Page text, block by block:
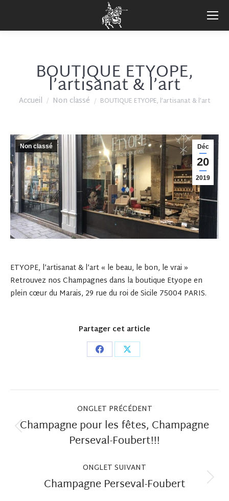
BOUTIQUE ETYOPE,
l’artisanat & l’art
Vous êtes ici :
Accueil Non classé BOUTIQUE ETYOPE, l’artisanat & l’art
Déc
20
2019
Non classé
ETYOPE, l’artisanat & l’art « le beau, le bon, le vrai »
Retrouvez nos Champagnes dans la boutique Etyope en
plein cœur du Marais, 29 rue du roi de Sicile 75004 PARIS.
Partager cet article
Share
Facebook
Share
X
Navigation de commentaire
ONGLET PRÉCÉDENT
Onglet
précédent
Champagne pour les fêtes, Champagne
Perseval-Foubert!!!
ONGLET SUIVANT
Onglet
Champagne Perseval-Foubert